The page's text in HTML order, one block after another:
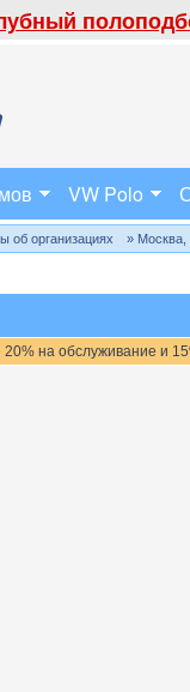
VW Polo
об организациях » Москва,
на обслуживание и